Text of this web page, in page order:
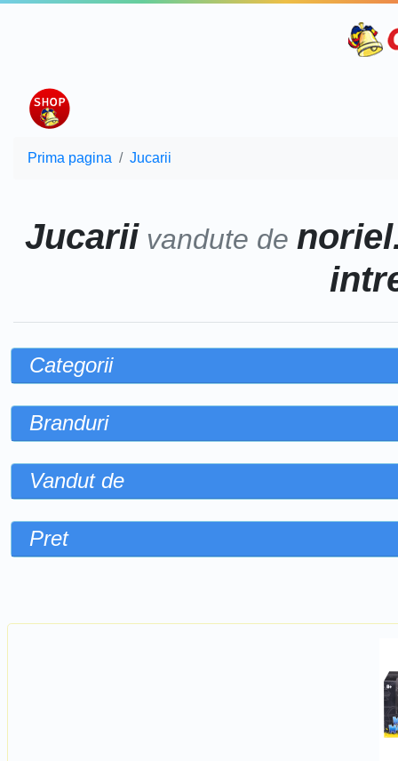
Prima pagina Jucarii
Jucarii vandute de
Categorii
Branduri
Vandut de
Pret